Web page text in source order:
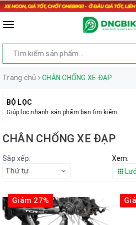
Trang chủ CHÂN CHỐNG XE ĐẠP
BỘ LỌC
Giúp lọc nhanh sản phẩm bạn tìm kiếm
CHÂN CHỐNG XE ĐẠP
Sắp xếp:
Thứ tự
Xem:
Giảm 27%